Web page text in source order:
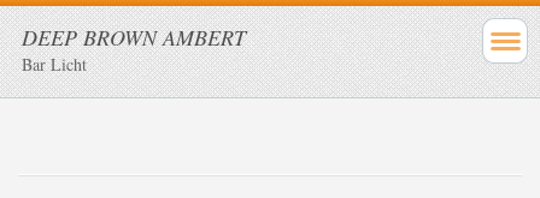
DEEP BROWN AMBERT
Bar Licht